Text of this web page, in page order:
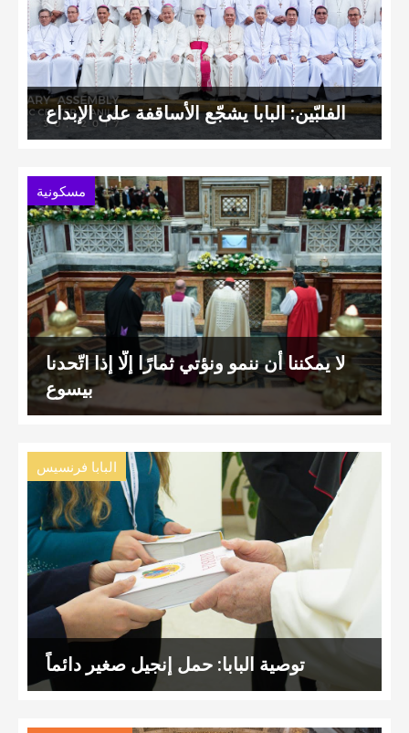
الفلبّين: البابا يشجّع الأساقفة على الإبداع
مسكونية
لا يمكننا أن ننمو ونؤتي ثمارًا إلّا إذا اتّحدنا
بيسوع
البابا فرنسيس
توصية البابا: حمل إنجيل صغير دائماً